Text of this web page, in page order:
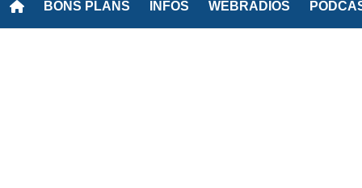
BONS PLANS INFOS WEBRADIOS